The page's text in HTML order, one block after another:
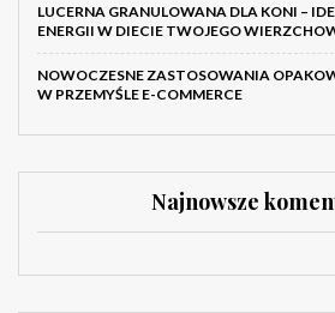
LUCERNA GRANULOWANA DLA KONI –
ENERGII W DIECIE TWOJEGO
NOWOCZESNE ZASTOSOWANIA
W PRZEMYŚLE E-COMMERCE
Najnowsze